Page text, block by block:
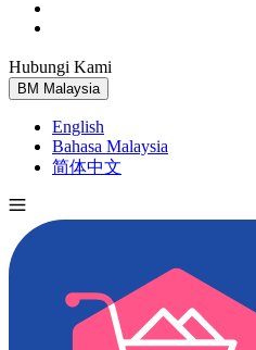
Hubungi Kami
BM Malaysia
English
Bahasa Malaysia
简体中文